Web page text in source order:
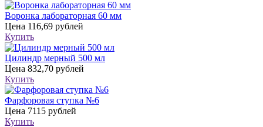
Воронка лабораторная 60 мм
Цена 116,69 рублей
Купить
Цилиндр мерный 500 мл
Цена 832,70 рублей
Купить
Фарфоровая ступка №6
Цена 7115 рублей
Купить